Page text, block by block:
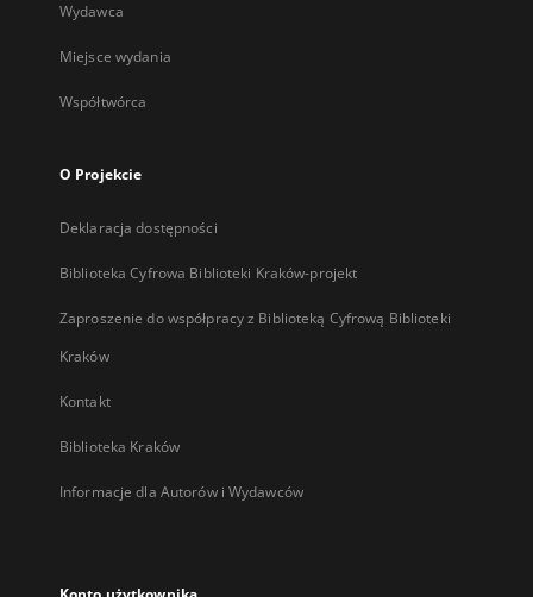
Wydawca
Miejsce wydania
Współtwórca
O Projekcie
Deklaracja dostępności
Biblioteka Cyfrowa Biblioteki Kraków-projekt
Zaproszenie do współpracy z Biblioteką Cyfrową Biblioteki
Kraków
Kontakt
Biblioteka Kraków
Informacje dla Autorów i Wydawców